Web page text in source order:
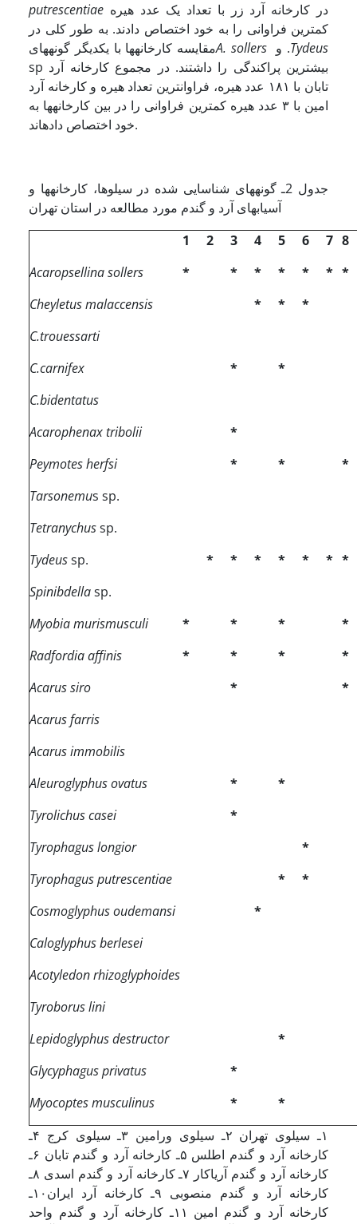
putrescentiae
کمترین فراوانی را به خود اختصاص دادند. به طور کلی در
مقایسه کارخانه­ها با یکدیگر گونه­هایA. sollers و .Tydeus
sp بیشترین پراکندگی را داشتند. در مجموع کارخانه آرد
تابان با ١٨١ عدد هیره، فراوان­ترین تعداد هیره و کارخانه آرد
امین با ۳ عدد هیره کمترین فراوانی را در بین کارخانه­ها به
خود اختصاص داده­اند.
جدول 2ـ گونه­های شناسایی شده در سیلوها، کارخانه­ها و
آسیاب­های آرد و گندم مورد مطالعه در استان تهران
1
2 3 4 5 6 7 8
Acaropsellina sollers
* * * * * * *
Cheyletus malaccensis
* *
*
C.trouessarti
C.carnifex
*
*
C.bidentatus
Acarophenax tribolii
*
Peymotes herfsi
* *
*
Tarsonemus sp.
Tetranychussp.
Tydeussp. * * * * * * *
Spinibdellasp.
Myobia murismusculi
* * *
*
Radfordia affinis
* * *
*
Acarus siro
*
*
Acarus farris
Acarus immobilis
Aleuroglyphus ovatus
*
*
Tyrolichus casei
*
Tyrophagus longior
*
Tyrophagus putrescentiae
*
*
Cosmoglyphus oudemansi
*
Caloglyphus berlesei
Acotyledon rhizoglyphoides
Tyroborus lini
Lepidoglyphus destructor
*
Glycyphagus privatus
*
Myocoptes musculinus
*
*
١ـ سیلوی تهران ٢ـ سیلوی ورامین ۳ـ سیلوی کرج ۴ـ
کارخانه آرد و گندم اطلس ۵ـ کارخانه آرد و گندم تابان ۶ـ
کارخانه آرد و گندم آریاکار ۷ـ کارخانه آرد و گندم اسدی ۸ـ
کارخانه آرد و گندم منصوبی ٩ـ کارخانه آرد ایران۱٠ـ
کارخانه آرد و گندم امین ١١ـ کارخانه آرد و گندم واحد